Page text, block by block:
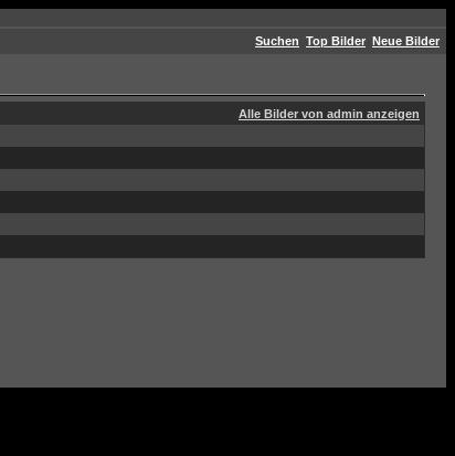
Suchen Top Bilder Neue Bilder
Alle Bilder von admin anzeigen